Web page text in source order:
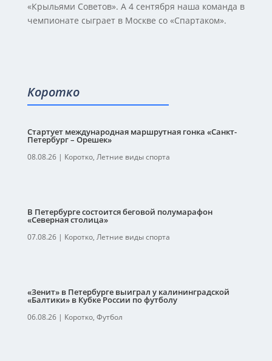
«Крыльями Советов». А 4 сентября наша команда в
чемпионате сыграет в Москве со «Спартаком».
Коротко
Стартует международная маршрутная гонка «Санкт-
Петербург – Орешек»
08.08.26| Коротко, Летние виды спорта
В Петербурге состоится беговой полумарафон
«Северная столица»
07.08.26| Коротко, Летние виды спорта
«Зенит» в Петербурге выиграл у калининградской
«Балтики» в Кубке России по футболу
06.08.26| Коротко, Футбол